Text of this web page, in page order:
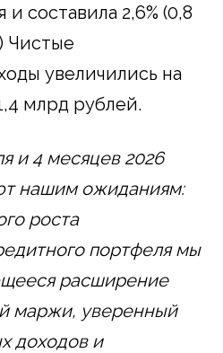
и составила 2,6% (0,8
Чистые
увеличились на
млрд рублей.
и 4 месяцев 2026
нашим ожиданиям:
роста
портфеля мы
расширение
маржи, уверенный
доходов и